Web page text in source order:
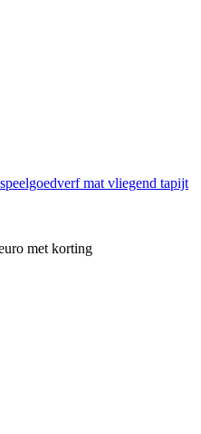
mat vliegend tapijt
met korting